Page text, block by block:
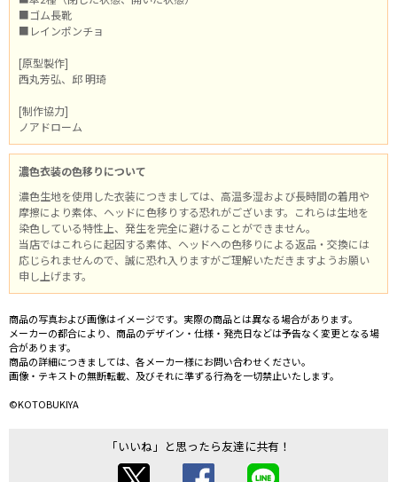
■ゴム長靴
■レインポンチョ
[原型製作]
西丸芳弘、邱 明琦
[制作協力]
ノアドローム
濃色衣装の色移りについて
濃色生地を使用した衣装につきましては、高温多湿および長時間の着用や
摩擦により素体、ヘッドに色移りする恐れがございます。これらは生地を
染色している特性上、発生を完全に避けることができません。
当店ではこれらに起因する素体、ヘッドへの色移りによる返品・交換には
応じられませんので、誠に恐れ入りますがご理解いただきますようお願い
申し上げます。
商品の写真および画像はイメージです。実際の商品とは異なる場合があります。
メーカーの都合により、商品のデザイン・仕様・発売日などは予告なく変更となる場
合があります。
商品の詳細につきましては、各メーカー様にお問い合わせください。
画像・テキストの無断転載、及びそれに準ずる行為を一切禁止いたします。
©KOTOBUKIYA
「いいね」と思ったら友達に共有！